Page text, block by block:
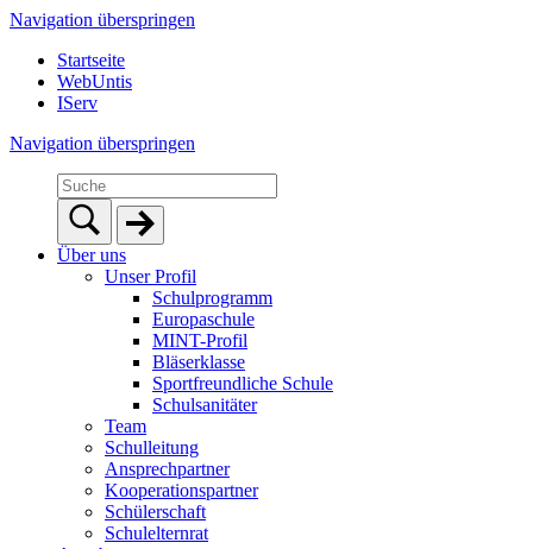
Navigation überspringen
Startseite
WebUntis
IServ
Navigation überspringen
Über uns
Unser Profil
Schulprogramm
Europaschule
MINT-Profil
Bläserklasse
Sportfreundliche Schule
Schulsanitäter
Team
Schulleitung
Ansprechpartner
Kooperationspartner
Schülerschaft
Schulelternrat